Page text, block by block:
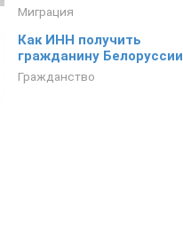
Миграция
Как ИНН получить
гражданину Белоруссии
Гражданство